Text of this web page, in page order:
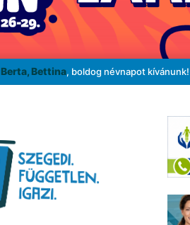
Berta, Bettina, boldog névnapot kívánunk!